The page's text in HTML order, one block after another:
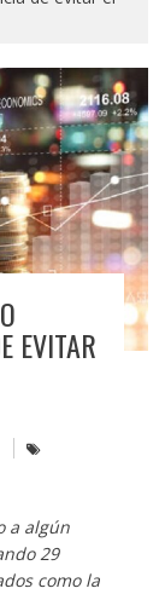
EVITAR
a algún
29
como la